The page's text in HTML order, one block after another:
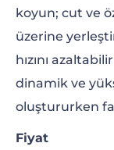
koyun; cut ve
üzerine
hızını
dinamik ve
oluştururken
Fiyat